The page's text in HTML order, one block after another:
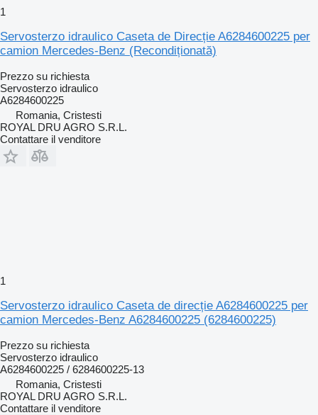
1
Servosterzo idraulico Caseta de Direcție A6284600225 per
camion Mercedes-Benz (Recondiționată)
Prezzo su richiesta
Servosterzo idraulico
A6284600225
Romania, Cristesti
ROYAL DRU AGRO S.R.L.
Contattare il venditore
1
Servosterzo idraulico Caseta de direcție A6284600225 per
camion Mercedes-Benz A6284600225 (6284600225)
Prezzo su richiesta
Servosterzo idraulico
A6284600225 / 6284600225-13
Romania, Cristesti
ROYAL DRU AGRO S.R.L.
Contattare il venditore